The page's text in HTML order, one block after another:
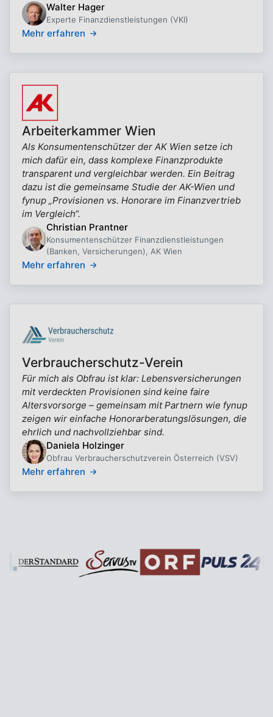
Walter Hager
Experte Finanzdienstleistungen (VKI)
Mehr erfahren
Arbeiterkammer Wien
Als Konsumentenschützer der AK Wien setze ich
mich dafür ein, dass komplexe Finanzprodukte
transparent und vergleichbar werden. Ein Beitrag
dazu ist die gemeinsame Studie der AK-Wien und
fynup „Provisionen vs. Honorare im Finanzvertrieb
im Vergleich“.
Christian Prantner
Konsumentenschützer Finanzdienstleistungen
(Banken, Versicherungen), AK Wien
Mehr erfahren
Verbraucherschutz-Verein
Für mich als Obfrau ist klar: Lebensversicherungen
mit verdeckten Provisionen sind keine faire
Altersvorsorge – gemeinsam mit Partnern wie fynup
zeigen wir einfache Honorarberatungslösungen, die
ehrlich und nachvollziehbar sind.
Daniela Holzinger
Obfrau Verbraucherschutzverein Österreich (VSV)
Mehr erfahren